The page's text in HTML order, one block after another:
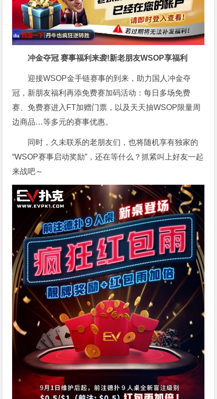
冲金夺冠 赛事福利来袭!新老朋友WSOP享福利
迎接WSOP金手链赛事的到来，助力国人冲金夺
冠，新朋友福利再添免费赛加码活动：每日多场免费
赛、免费赛进入FT加赠门票，以及天天抽WSOP限量周
边商品…等多元的赛事优惠。
同时，久未联系的老朋友们，也将随机享有独家的
“WSOP赛事启动奖励”，还在等什么？抓紧叫上好友一起
来战吧～